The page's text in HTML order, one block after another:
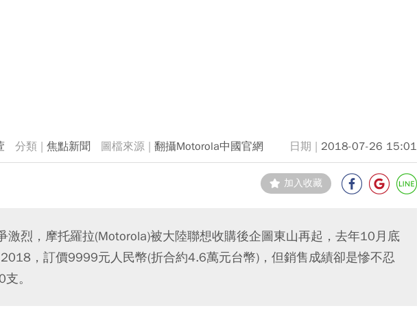
焦點新聞 翻攝Motorola中國官網 2018-07-26 15:01
加入收藏
激烈，摩托羅拉(Motorola)被大陸聯想收購後企圖東山再起，去年10月底
，訂價9999元人民幣(折合約4.6萬元台幣)，但銷售成績卻是慘不忍
。